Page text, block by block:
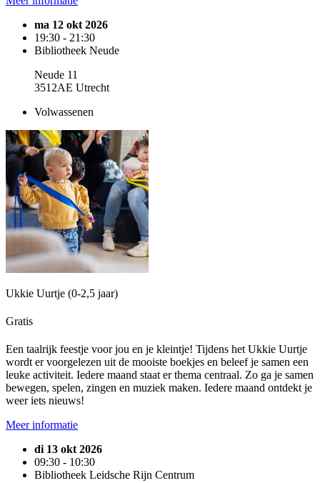
ma 12 okt 2026
19:30 - 21:30
Bibliotheek Neude
Neude 11
3512AE Utrecht
Volwassenen
Ukkie Uurtje (0-2,5 jaar)
Gratis
Een taalrijk feestje voor jou en je kleintje! Tijdens het Ukkie Uurtje
wordt er voorgelezen uit de mooiste boekjes en beleef je samen een
leuke activiteit. Iedere maand staat er thema centraal. Zo ga je samen
bewegen, spelen, zingen en muziek maken. Iedere maand ontdekt je
weer iets nieuws!
Meer informatie
di 13 okt 2026
09:30 - 10:30
Bibliotheek Leidsche Rijn Centrum